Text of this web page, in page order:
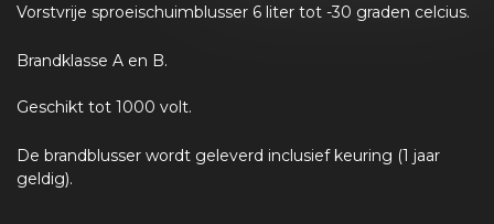
Vorstvrije sproeischuimblusser 6 liter tot -30 graden celcius.
Brandklasse A en B.
Geschikt tot 1000 volt.
De brandblusser wordt geleverd inclusief keuring (1 jaar
geldig).